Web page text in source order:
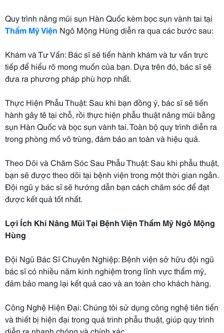
Quy trình nâng mũi sụn Hàn Quốc kèm bọc sụn vành tai tại
Thẩm Mỹ Viện Ngô Mộng Hùng diễn ra qua các bước sau:
Khám và Tư Vấn: Bác sĩ sẽ tiến hành khám và tư vấn trực
tiếp để hiểu rõ mong muốn của bạn. Dựa trên đó, bác sĩ sẽ
đưa ra phương pháp phù hợp nhất.
Thực Hiện Phẫu Thuật: Sau khi bạn đồng ý, bác sĩ sẽ tiến
hành gây tê tại chỗ, rồi thực hiện phẫu thuật nâng mũi bằng
sụn Hàn Quốc và bọc sụn vành tai. Toàn bộ quy trình diễn ra
trong phòng mổ vô trùng, đảm bảo an toàn và hiệu quả.
Theo Dõi và Chăm Sóc Sau Phẫu Thuật: Sau khi phẫu thuật,
bạn sẽ được theo dõi tại bệnh viện trong một thời gian ngắn.
Đội ngũ y bác sĩ sẽ hướng dẫn bạn cách chăm sóc để đạt
được kết quả tốt nhất.
Lợi Ích Khi Nâng Mũi Tại Bệnh Viện Thẩm Mỹ Ngô Mộng
Hùng
Đội Ngũ Bác Sĩ Chuyên Nghiệp: Bệnh viện sở hữu đội ngũ
bác sĩ có nhiều năm kinh nghiệm trong lĩnh vực thẩm mỹ,
đảm bảo mang lại kết quả cao và an toàn cho khách hàng.
Công Nghệ Hiện Đại: Chúng tôi sử dụng công nghệ tiên tiến
và thiết bị hiện đại trong quá trình phẫu thuật, giúp quy trình